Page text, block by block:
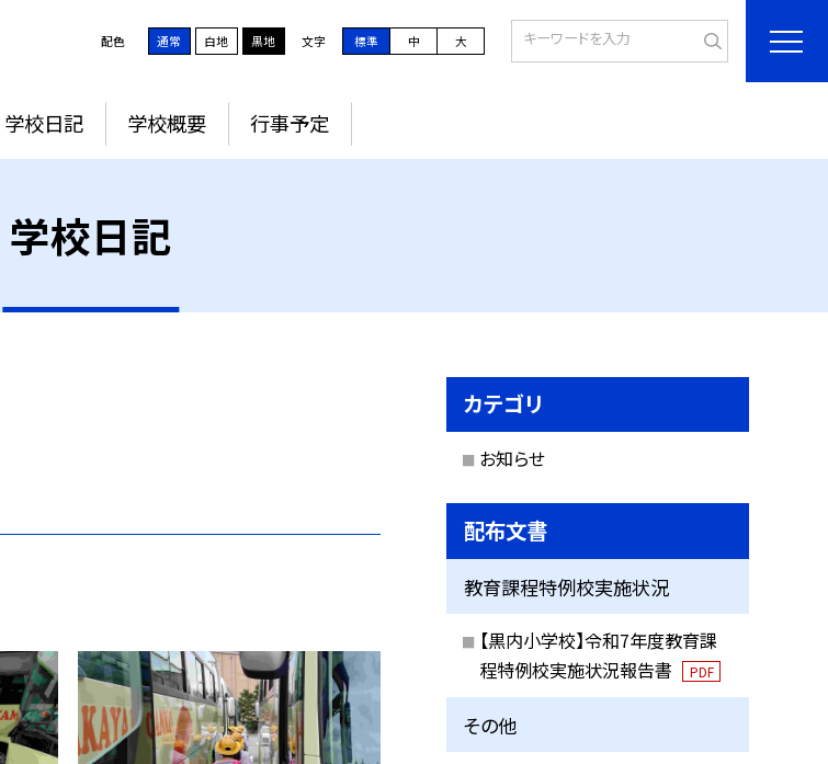
配色 通常 白地 黒地 文字 標準 中 大
学校日記 学校概要 行事予定
学校日記
カテゴリ
お知らせ
配布文書
教育課程特例校実施状況
【黒内小学校】令和7年度教育課
程特例校実施状況報告書
PDF
その他